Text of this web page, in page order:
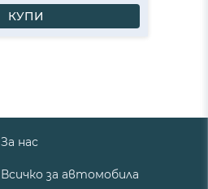
КУПИ
За нас
Всичко за автомобила